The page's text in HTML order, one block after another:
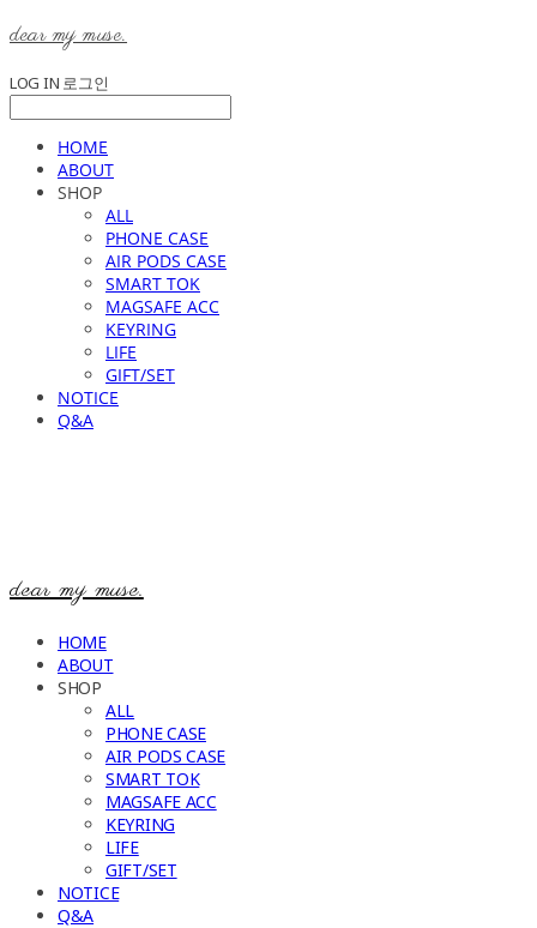
dear my muse.
LOG IN 로그인
HOME
ABOUT
SHOP
ALL
PHONE CASE
AIR PODS CASE
SMART TOK
MAGSAFE ACC
KEYRING
LIFE
GIFT/SET
NOTICE
Q&A
dear my muse.
HOME
ABOUT
SHOP
ALL
PHONE CASE
AIR PODS CASE
SMART TOK
MAGSAFE ACC
KEYRING
LIFE
GIFT/SET
NOTICE
Q&A